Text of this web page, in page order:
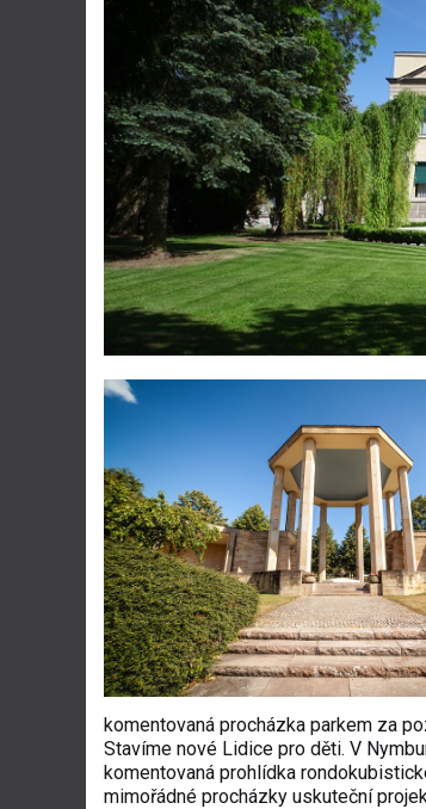
komentovaná procházka parkem za
Stavíme nové Lidice pro děti. V
komentovaná prohlídka
mimořádné procházky uskuteční